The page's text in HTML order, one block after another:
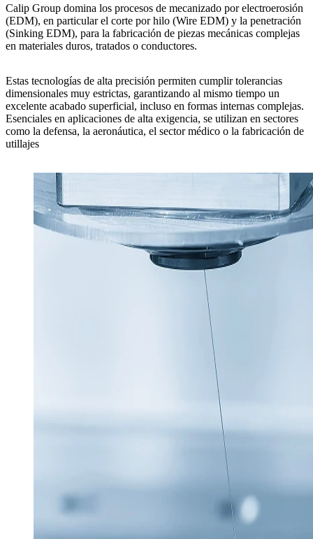
Calip Group domina los procesos de mecanizado por electroerosión
(EDM), en particular el corte por hilo (Wire EDM) y la penetración
(Sinking EDM), para la fabricación de piezas mecánicas complejas
en materiales duros, tratados o conductores.
Estas tecnologías de alta precisión permiten cumplirtolerancias
dimensionales muy estrictas, garantizando al mismo tiempo un
excelente acabado superficial, incluso en formas internas complejas.
Esenciales en aplicaciones de alta exigencia, se utilizan en sectores
como la defensa, la aeronáutica, el sector médico o la fabricación de
utillajes